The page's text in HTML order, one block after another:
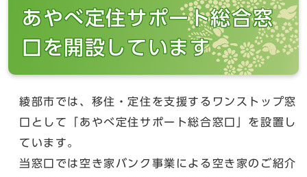
あやべ定住サポート総合窓
口を開設しています
綾部市では、移住・定住を支援するワンストップ窓
口として「あやべ定住サポート総合窓口」を設置し
ています。
当窓口では空き家バンク事業による空き家のご紹介